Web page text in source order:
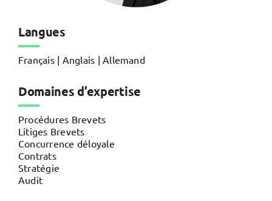
Langues
Français | Anglais | Allemand
Domaines d’expertise
Procédures Brevets
Litiges Brevets
Concurrence déloyale
Contrats
Stratégie
Audit